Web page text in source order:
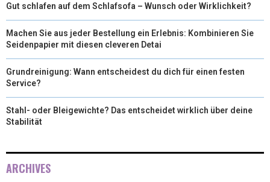
Gut schlafen auf dem Schlafsofa – Wunsch oder Wirklichkeit?
Machen Sie aus jeder Bestellung ein Erlebnis: Kombinieren Sie
Seidenpapier mit diesen cleveren Detai
Grundreinigung: Wann entscheidest du dich für einen festen
Service?
Stahl- oder Bleigewichte? Das entscheidet wirklich über deine
Stabilität
ARCHIVES